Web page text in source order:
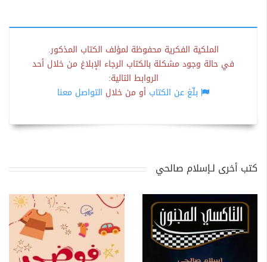
الملكية الفكرية محفوظة لمؤلف الكتاب المذكور.
في حالة وجود مشكلة بالكتاب الرجاء الإبلاغ من خلال أحد
الروابط التالية:
بلّغ عن الكتاب أو من خلال التواصل معنا
كتب أخرى لـإسلام صالحي